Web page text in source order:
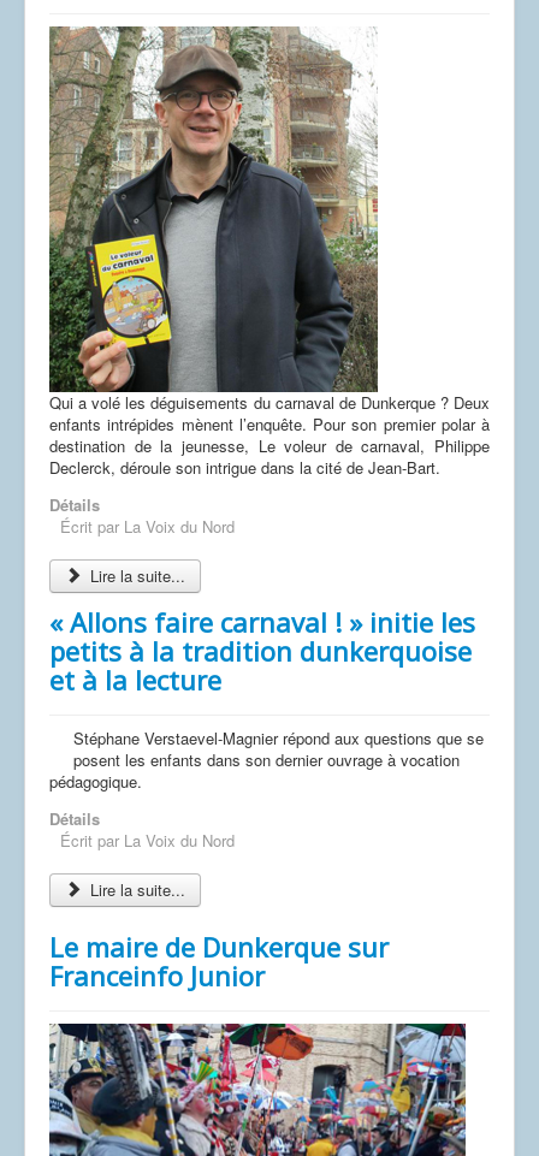
Qui a volé les déguisements du carnaval de Dunkerque ? Deux
enfants intrépides mènent l’enquête. Pour son premier polar à
destination de la jeunesse, Le voleur de carnaval, Philippe
Declerck, déroule son intrigue dans la cité de Jean-Bart.
Détails
Écrit par La Voix du Nord
Lire la suite...
« Allons faire carnaval ! » initie les
petits à la tradition dunkerquoise
et à la lecture
Stéphane Verstaevel-Magnier répond aux questions que se
posent les enfants dans son dernier ouvrage à vocation
pédagogique.
Détails
Écrit par La Voix du Nord
Lire la suite...
Le maire de Dunkerque sur
Franceinfo Junior